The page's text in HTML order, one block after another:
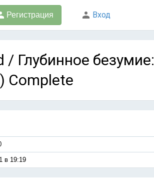
Регистрация Вход
/ Глубинное безумие:
Complete
в 19:19